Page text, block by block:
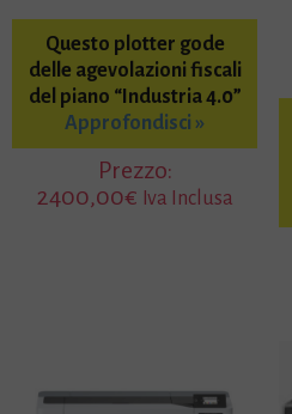
Questo plotter gode
delle agevolazioni fiscali
del piano “Industria 4.0”
Approfondisci »
Prezzo:
2400,00€ Iva Inclusa